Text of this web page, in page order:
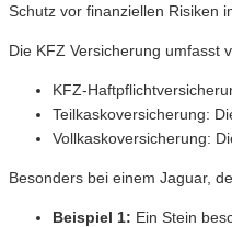
Schutz vor finanziellen Risiken
Die KFZ Versicherung umfasst
KFZ-
Teilkaskoversicherung:
Vollkaskoversicherung:
Besonders bei einem Jaguar,
Beispiel 1: Ein Stein